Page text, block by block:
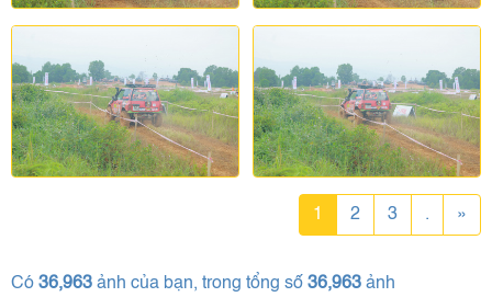
1 2 3 . »
Có 36,963 ảnh của bạn, trong tổng số 36,963 ảnh